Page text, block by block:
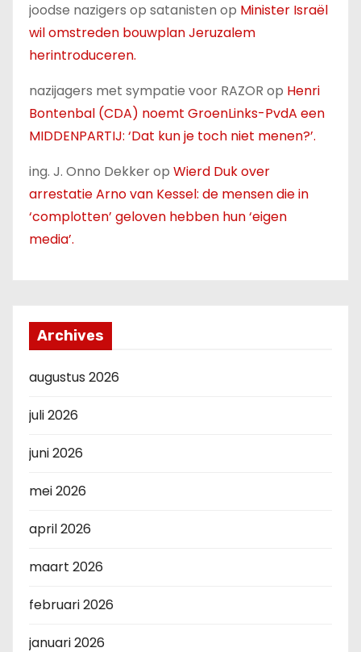
joodse nazigers op satanisten op Minister Israël
wil omstreden bouwplan Jeruzalem
herintroduceren.
nazijagers met sympatie voor RAZOR op Henri
Bontenbal (CDA) noemt GroenLinks-PvdA een
MIDDENPARTIJ: ‘Dat kun je toch niet menen?’.
ing. J. Onno Dekkerop Wierd Duk over
arrestatie Arno van Kessel: de mensen die in
‘complotten’ geloven hebben hun ‘eigen
media’.
Archives
augustus 2026
juli 2026
juni 2026
mei 2026
april 2026
maart 2026
februari 2026
januari 2026